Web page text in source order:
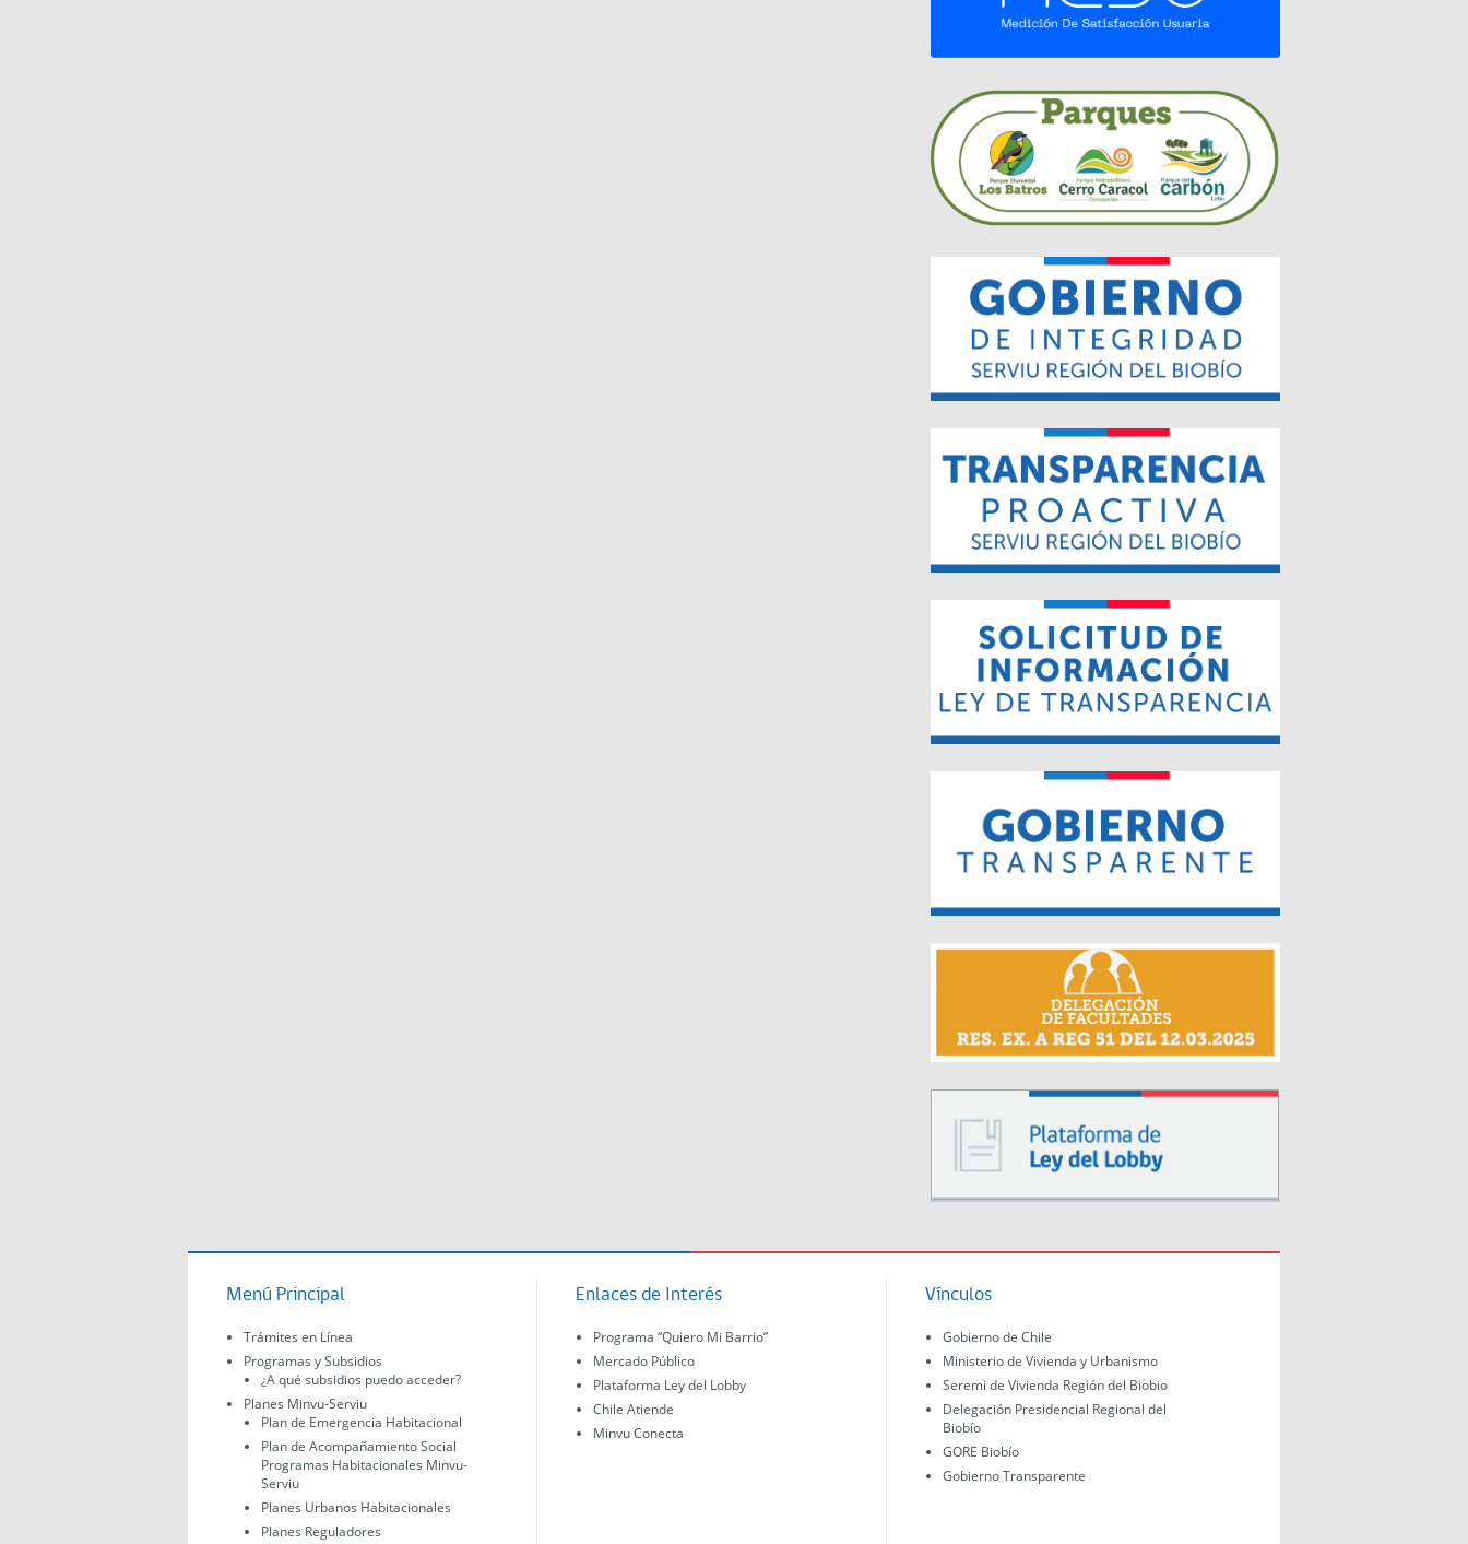
Menú Principal
Trámites en Línea
Programas y Subsidios
¿A qué subsidios puedo acceder?
Planes Minvu-Serviu
Plan de Emergencia Habitacional
Plan de Acompañamiento Social
Programas Habitacionales Minvu-
Serviu
Planes Urbanos Habitacionales
Planes Reguladores
Enlaces de Interés
Programa “Quiero Mi Barrio”
Mercado Público
Plataforma Ley del Lobby
Chile Atiende
Minvu Conecta
Vínculos
Gobierno de Chile
Ministerio de Vivienda y Urbanismo
Seremi de Vivienda Región del Biobio
Delegación Presidencial Regional del
Biobío
GORE Biobío
Gobierno Transparente